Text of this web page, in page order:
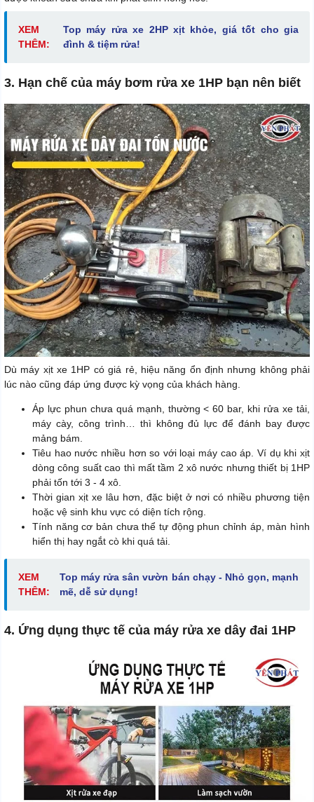
XEM
THÊM:
Top máy rửa xe 2HP xịt khỏe, giá tốt cho gia
đình & tiệm rửa!
3. Hạn chế của máy bơm rửa xe 1HP bạn nên biết
Dù máy xịt xe 1HP có giá rẻ, hiệu năng ổn định nhưng không phải
lúc nào cũng đáp ứng được kỳ vọng của khách hàng.
Áp lực phun chưa quá mạnh, thường < 60 bar, khi rửa xe tải,
máy cày, công trình… thì không đủ lực để đánh bay được
mảng bám.
Tiêu hao nước nhiều hơn so với loại máy cao áp. Ví dụ khi xịt
dòng công suất cao thì mất tầm 2 xô nước nhưng thiết bị 1HP
phải tốn tới 3 - 4 xô.
Thời gian xịt xe lâu hơn, đặc biệt ở nơi có nhiều phương tiện
hoặc vệ sinh khu vực có diện tích rộng.
Tính năng cơ bản chưa thể tự động phun chỉnh áp, màn hình
hiển thị hay ngắt cò khi quá tải.
XEM
THÊM:
Top máy rửa sân vườn bán chạy - Nhỏ gọn, mạnh
mẽ, dễ sử dụng!
4. Ứng dụng thực tế của máy rửa xe dây đai 1HP